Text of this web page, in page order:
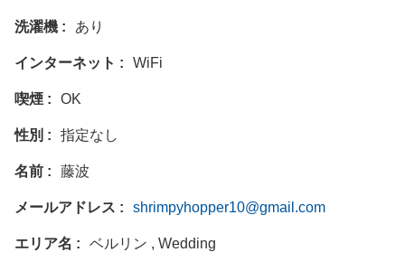
洗濯機 あり
インターネット WiFi
喫煙 OK
性別 指定なし
名前 藤波
メールアドレス shrimpyhopper10@gmail.com
エリア名 ベルリン , Wedding